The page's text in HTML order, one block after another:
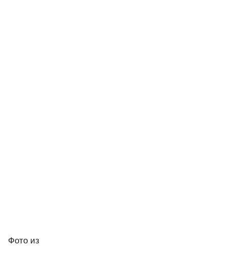
Фото из